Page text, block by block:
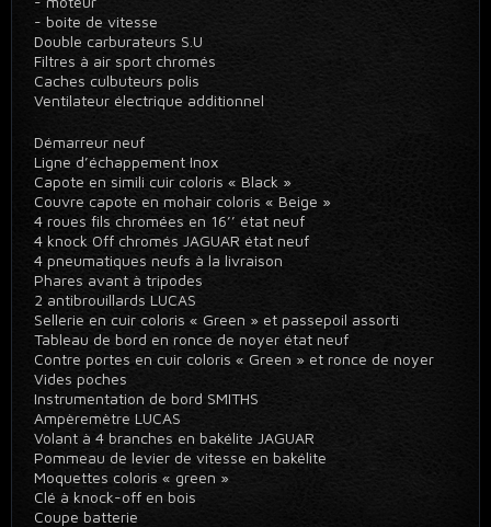
- boite de vitesse
Double carburateurs S.U
Filtres à air sport chromés
Caches culbuteurs polis
Ventilateur électrique additionnel
Démarreur neuf
Ligne d’échappement Inox
Capote en simili cuir coloris « Black »
Couvre capote en mohair coloris « Beige »
4 roues fils chromées en 16’’ état neuf
4 knock Off chromés JAGUAR état neuf
4 pneumatiques neufs à la livraison
Phares avant à tripodes
2 antibrouillards LUCAS
Sellerie en cuir coloris « Green » et passepoil assorti
Tableau de bord en ronce de noyer état neuf
Contre portes en cuir coloris « Green » et ronce de noyer
Vides poches
Instrumentation de bord SMITHS
Ampèremètre LUCAS
Volant à 4 branches en bakélite JAGUAR
Pommeau de levier de vitesse en bakélite
Moquettes coloris « green »
Clé à knock-off en bois
Coupe batterie